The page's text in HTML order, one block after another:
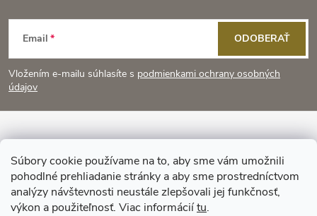
Súbory cookie používame na to, aby sme vám umožnili
pohodlné prehliadanie stránky a aby sme prostredníctvom
analýzy návštevnosti neustále zlepšovali jej funkčnosť,
výkon a použiteľnosť. Viac informáciítu.
Z
á
p
ä
Email
Vložením e-mailu súhlasíte s podmienkami ochrany osobných
údajov
ODOBERAŤ
Informácie pre vás
Prijímame online platby